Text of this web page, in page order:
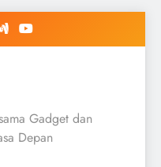
Gadget dan
Depan